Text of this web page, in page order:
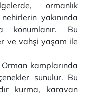
ormanlık
yakınında
konumlanır. Bu
ve vahşi yaşam ile
Orman kamplarında
sunulur. Bu
kurma, karavan